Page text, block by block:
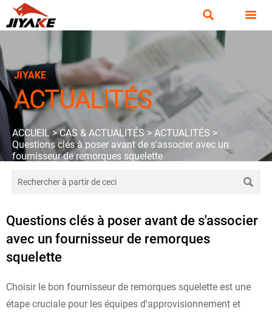
 
JIYAKE
ACTUALITÉS
ACCUEIL>CAS & ACTUALITÉS> ACTUALITÉS >
Questions clés à poser avant de s'associer avec un
fournisseur de remorques squelette

Questions clés à poser avant de s'associer
avec un fournisseur de remorques
squelette
Choisir le bon fournisseur de remorques squelette est une
étape cruciale pour les équipes d'approvisionnement et